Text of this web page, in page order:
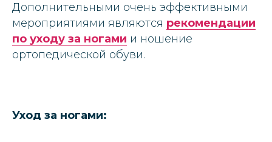
Дополнительными очень эффективными
мероприятиями являются рекомендации
по уходу за ногами и ношение
ортопедической обуви.
Уход за ногами: